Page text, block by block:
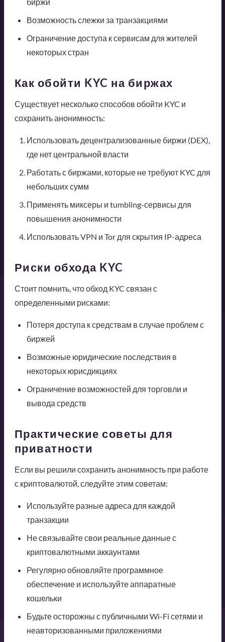
Возможность слежки за транзакциями
Ограничение доступа к сервисам для жителей
некоторых стран
Как обойти KYC на биржах
Существует несколько способов обойти KYC и
сохранить анонимность:
Использовать децентрализованные биржи (DEX),
где нет центральной власти
Работать с биржами, которые не требуют KYC для
небольших сумм
Применять миксеры и tumbling-сервисы для
повышения анонимности
Использовать VPN и Tor для скрытия IP-адреса
Риски обхода KYC
Стоит помнить, что обход KYC связан с
определенными рисками:
Потеря доступа к средствам в случае проблем с
биржей
Возможные юридические последствия в
некоторых юрисдикциях
Ограничение возможностей для торговли и
вывода средств
Практические советы для
приватности
Если вы решили сохранить анонимность при работе
с криптовалютой, следуйте этим советам:
Используйте разные адреса для каждой
транзакции
Не связывайте свои реальные данные с
криптовалютными аккаунтами
Регулярно обновляйте программное
обеспечение и используйте аппаратные
кошельки
Будьте осторожны с публичными Wi-Fi сетями и
неавторизованными приложениями